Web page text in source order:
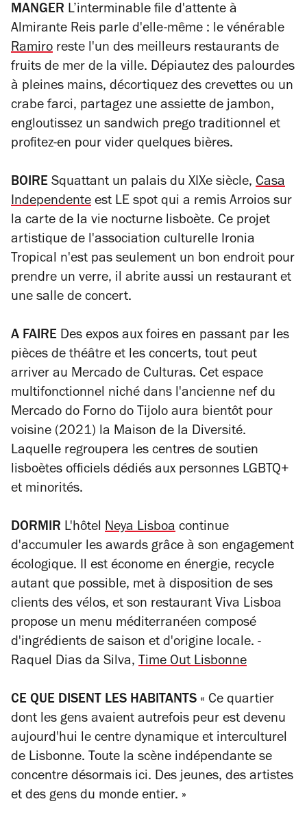
MANGER L’interminable file d'attente à
Almirante Reis parle d'elle-même : le vénérable
Ramiro reste l'un des meilleurs restaurants de
fruits de mer de la ville. Dépiautez des palourdes
à pleines mains, décortiquez des crevettes ou un
crabe farci, partagez une assiette de jambon,
engloutissez un sandwich prego traditionnel et
profitez-en pour vider quelques bières.
BOIRE Squattant un palais du XIXe siècle, Casa
Independente est LE spot qui a remis Arroios sur
la carte de la vie nocturne lisboète. Ce projet
artistique de l'association culturelle Ironia
Tropical n'est pas seulement un bon endroit pour
prendre un verre, il abrite aussi un restaurant et
une salle de concert.
A FAIRE Des expos aux foires en passant par les
pièces de théâtre et les concerts, tout peut
arriver au Mercado de Culturas. Cet espace
multifonctionnel niché dans l'ancienne nef du
Mercado do Forno do Tijolo aura bientôt pour
voisine (2021) la Maison de la Diversité.
Laquelle regroupera les centres de soutien
lisboètes officiels dédiés aux personnes LGBTQ+
et minorités.
DORMIR L'hôtel Neya Lisboa continue
d'accumuler les awards grâce à son engagement
écologique. Il est économe en énergie, recycle
autant que possible, met à disposition de ses
clients des vélos, et son restaurant Viva Lisboa
propose un menu méditerranéen composé
d'ingrédients de saison et d'origine locale. -
Raquel Dias da Silva, Time Out Lisbonne
CE QUE DISENT LES HABITANTS « Ce quartier
dont les gens avaient autrefois peur est devenu
aujourd'hui le centre dynamique et interculturel
de Lisbonne. Toute la scène indépendante se
concentre désormais ici. Des jeunes, des artistes
et des gens du monde entier. »